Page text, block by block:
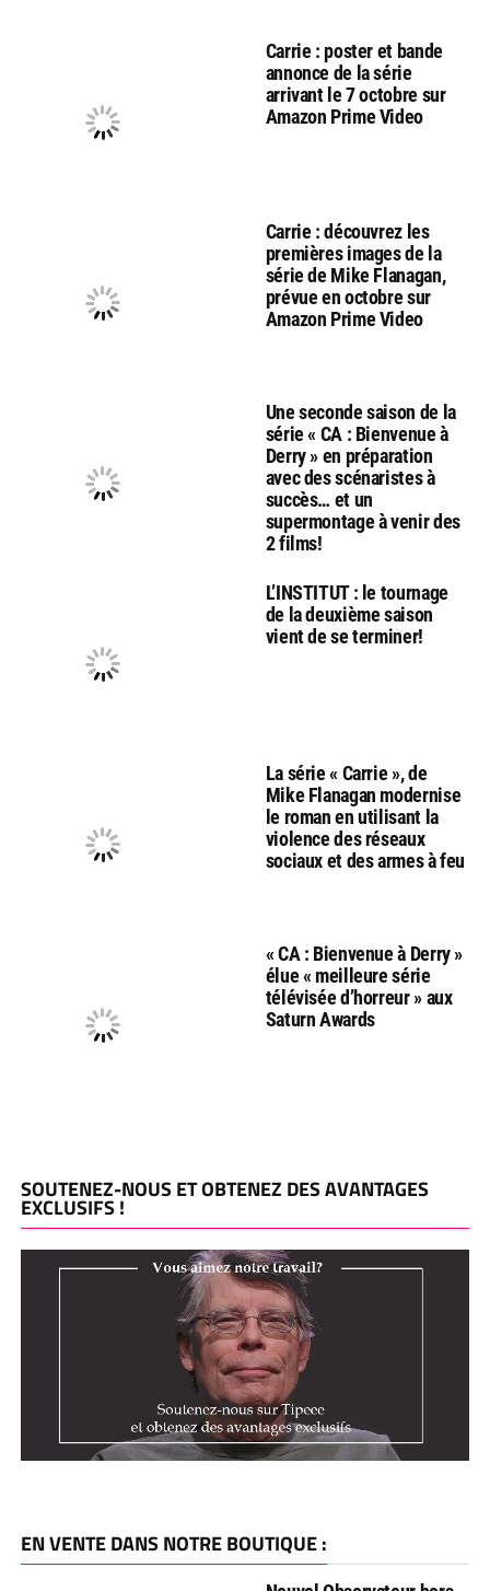
Carrie : poster et bande
annonce de la série
arrivant le 7 octobre sur
Amazon Prime Video
Carrie : découvrez les
premières images de la
série de Mike Flanagan,
prévue en octobre sur
Amazon Prime Video
Une seconde saison de la
série « CA : Bienvenue à
Derry » en préparation
avec des scénaristes à
succès… et un
supermontage à venir des
2 films!
L’INSTITUT : le tournage
de la deuxième saison
vient de se terminer!
La série « Carrie », de
Mike Flanagan modernise
le roman en utilisant la
violence des réseaux
sociaux et des armes à feu
« CA : Bienvenue à Derry »
élue « meilleure série
télévisée d’horreur » aux
Saturn Awards
SOUTENEZ-NOUS ET OBTENEZ DES AVANTAGES
EXCLUSIFS !
EN VENTE DANS NOTRE BOUTIQUE :